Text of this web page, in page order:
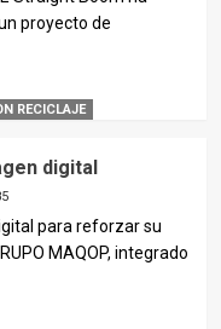
proyecto de
RECICLAJE
digital
para reforzar su
MAQOP, integrado